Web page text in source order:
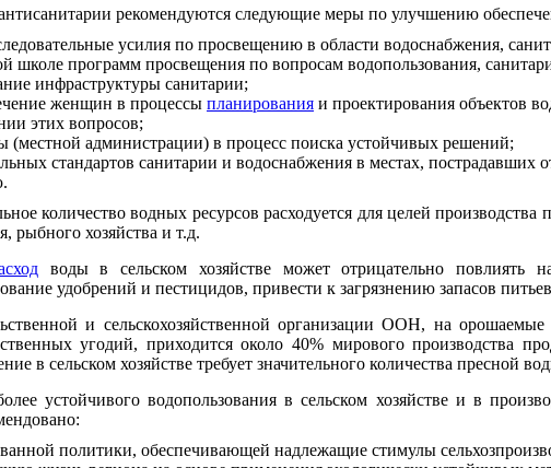
рекомендуются следующие меры по улучшению
усилия по просвещению в области водоснабжения,
школе программ просвещения по вопросам водопользования,
инфраструктуры санитарии;
женщин в процессы планирования и проектирования объектов
этих вопросов;
(местной администрации) в процесс поиска устойчивых решений;
стандартов санитарии и водоснабжения в местах, пострадавших
количество водных ресурсов расходуется для целей производства
рыбного хозяйства и т.д.
воды в сельском хозяйстве может отрицательно повлиять на
удобрений и пестицидов, привести к загрязнению запасов
и сельскохозяйственной организации ООН, на
угодий, приходится около 40% мирового производства
в сельском хозяйстве требует значительного количества пресной
устойчивого водопользования в сельском хозяйстве и в
политики, обеспечивающей надлежащие стимулы